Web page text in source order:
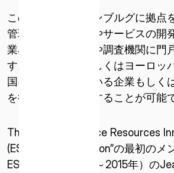
東京都中央区日本橋本町1-9-3
日本橋本町M-SQUARE 6階
この組織はルクセンブルグに拠点
管理に役立つ技術やサービスの開
業界のパートナーや調査機関に門
す。ヨーロッパもしくはヨーロッ
国に本社が置いている企業もしく
を行う企業は参加することが可能
The European Space Resources
(ESRIC)は“Euro2Moon”の最初の
ESA長官（2003年～2015年）の